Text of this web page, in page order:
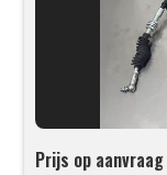
Prijs op aanvraag